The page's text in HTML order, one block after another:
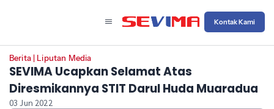
Kontak Kami
Berita| Liputan Media
SEVIMA Ucapkan Selamat Atas
Diresmikannya STIT Darul Huda Muaradua
03 Jun 2022